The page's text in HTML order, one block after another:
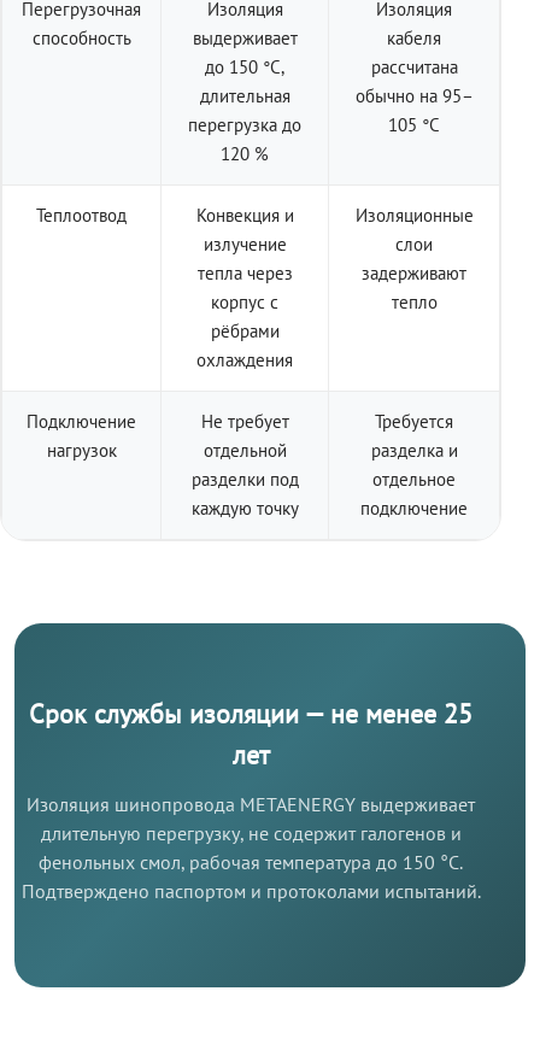
Перегрузочная
способность
Изоляция
выдерживает
до 150 °C,
длительная
перегрузка до
120 %
Изоляция
кабеля
рассчитана
обычно на 95–
105 °C
Теплоотвод
Конвекция и
излучение
тепла через
корпус с
рёбрами
охлаждения
Изоляционные
слои
задерживают
тепло
Подключение
нагрузок
Не требует
отдельной
разделки под
каждую точку
Требуется
разделка и
отдельное
подключение
Срок службы изоляции — не менее 25
лет
Изоляция шинопровода METAENERGY выдерживает
длительную перегрузку, не содержит галогенов и
фенольных смол, рабочая температура до 150 °C.
Подтверждено паспортом и протоколами испытаний.